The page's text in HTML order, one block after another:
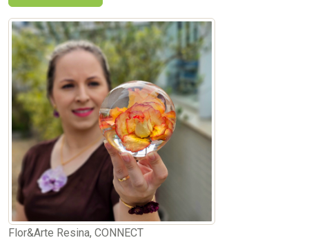
Flor&Arte Resina, CONNECT